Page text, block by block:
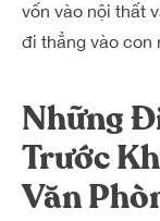
vốn vào nội thất
đi thẳng vào con
Những
Trước
Văn